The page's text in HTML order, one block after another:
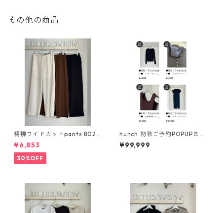
その他の商品
楊柳ワイドカットpants 8026
8016 dignitecollier 005-26
04
¥6,853
30%OFF
hunch 初秋ご予約POPUPまと
め一覧
¥99,999